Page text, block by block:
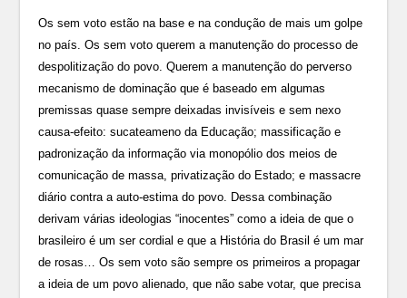
Os sem voto estão na base e na condução de mais um golpe
no país. Os sem voto querem a manutenção do processo de
despolitização do povo. Querem a manutenção do perverso
mecanismo de dominação que é baseado em algumas
premissas quase sempre deixadas invisíveis e sem nexo
causa-efeito: sucateameno da Educação; massificação e
padronização da informação via monopólio dos meios de
comunicação de massa, privatização do Estado; e massacre
diário contra a auto-estima do povo. Dessa combinação
derivam várias ideologias “inocentes” como a ideia de que o
brasileiro é um ser cordial e que a História do Brasil é um mar
de rosas… Os sem voto são sempre os primeiros a propagar
a ideia de um povo alienado, que não sabe votar, que precisa